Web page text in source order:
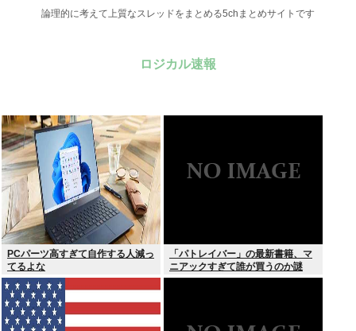
論理的に考えて上質なスレッドをまとめる5chまとめサイトです
ロジカル速報
PCパーツ高すぎて自作する人減っ
てるよな
「パトレイバー」の最新書籍、マ
ニアックすぎて誰が買うのか謎